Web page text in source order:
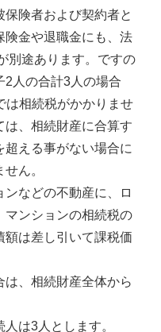
保険者および契約者と
険金や退職金にも、法
別途あります。ですの
2人の合計3人の場合
は相続税がかかりませ
は、相続財産に合算す
超える事がない場合に
ん。
などの不動産に、ロ
マンションの相続税の
額は差し引いて課税価
、相続財産全体から
は3人とします。